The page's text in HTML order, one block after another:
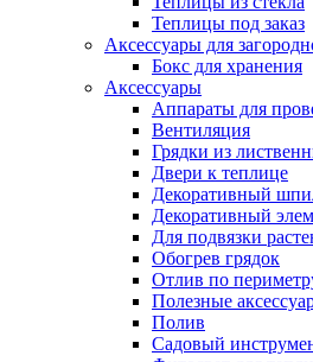
Теплицы под заказ
Аксессуары для
Бокс для хранения
Аксессуары
Аппараты для
Вентиляция
Грядки из
Двери к теплице
Декоративный
Декоративный
Для подвязки
Обогрев грядок
Отлив по
Полезные
Полив
Садовый